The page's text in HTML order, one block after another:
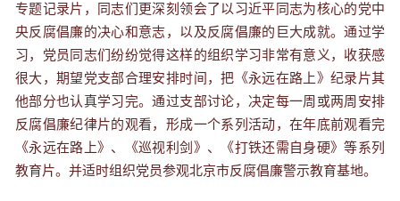
专题记录片，同志们更深刻领会了以习近平同志为核心的党中
央反腐倡廉的决心和意志，以及反腐倡廉的巨大成就。通过学
习，党员同志们纷纷觉得这样的组织学习非常有意义，收获感
很大，期望党支部合理安排时间，把《永远在路上》纪录片其
他部分也认真学习完。通过支部讨论，决定每一周或两周安排
反腐倡廉纪律片的观看，形成一个系列活动，在年底前观看完
《永远在路上》、《巡视利剑》、《打铁还需自身硬》等系列
教育片。并适时组织党员参观北京市反腐倡廉警示教育基地。